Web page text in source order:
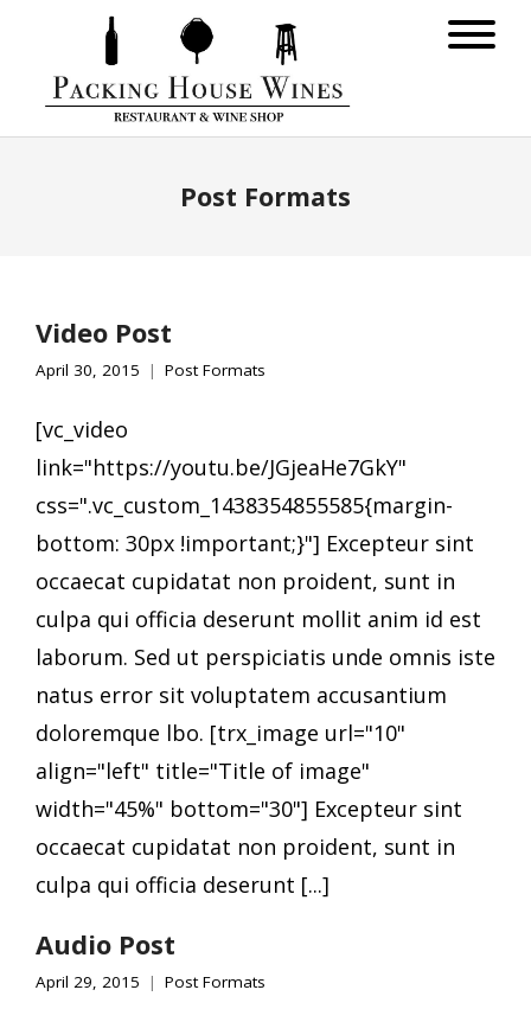
Post Formats
Video Post
April 30, 2015 Post Formats
[vc_video
link="https://youtu.be/JGjeaHe7GkY"
css=".vc_custom_1438354855585{margin-
bottom: 30px !important;}"] Excepteur sint
occaecat cupidatat non proident, sunt in
culpa qui officia deserunt mollit anim id est
laborum. Sed ut perspiciatis unde omnis iste
natus error sit voluptatem accusantium
doloremque lbo. [trx_image url="10"
align="left" title="Title of image"
width="45%" bottom="30"] Excepteur sint
occaecat cupidatat non proident, sunt in
culpa qui officia deserunt [...]
Audio Post
April 29, 2015 Post Formats